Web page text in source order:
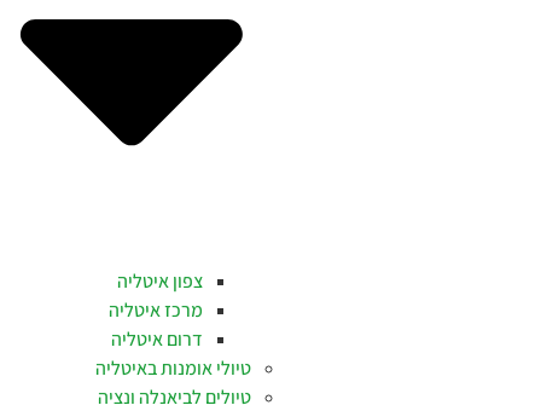
צפון איטליה
מרכז איטליה
דרום איטליה
טיולי אומנות באיטליה
טיולים לביאנלה ונציה